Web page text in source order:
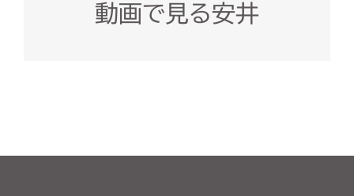
動画で見る安井